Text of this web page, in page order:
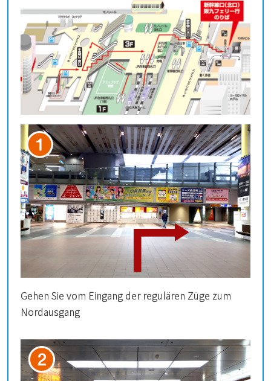
Gehen Sie vom Eingang der regulären Züge zum
Nordausgang